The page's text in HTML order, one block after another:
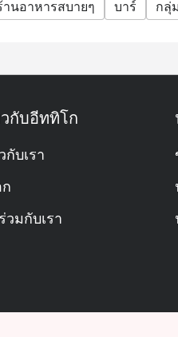
านอาหารสบายๆ บาร์ กลุ่
วกับอีททิโก
กับเรา
วมกับเรา